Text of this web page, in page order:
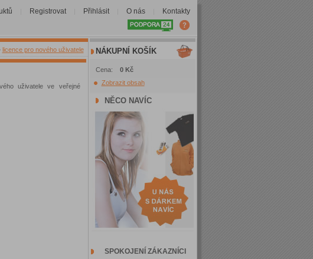
Registrovat Přihlásit O nás Kontakty
licence pro nového uživatele
uživatele ve veřejné
NÁKUPNÍ KOŠÍK
Cena: 0 Kč
Zobrazit obsah
NĚCO NAVÍC
SPOKOJENÍ ZÁKAZNÍCI